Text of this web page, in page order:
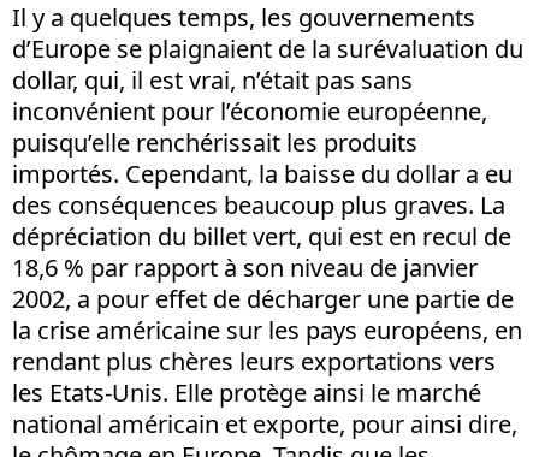
Il y a quelques temps, les gouvernements
d’Europe se plaignaient de la surévaluation du
dollar, qui, il est vrai, n’était pas sans
inconvénient pour l’économie européenne,
puisqu’elle renchérissait les produits
importés. Cependant, la baisse du dollar a eu
des conséquences beaucoup plus graves. La
dépréciation du billet vert, qui est en recul de
18,6 % par rapport à son niveau de janvier
2002, a pour effet de décharger une partie de
la crise américaine sur les pays européens, en
rendant plus chères leurs exportations vers
les Etats-Unis. Elle protège ainsi le marché
national américain et exporte, pour ainsi dire,